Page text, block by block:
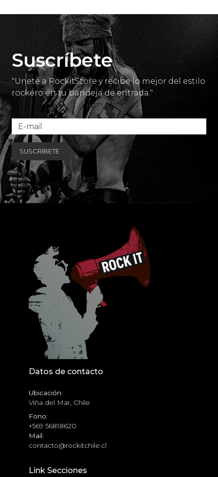
Suscríbete
"Unete a RockitStore y recibe lo mejor del estilo
rockero en tu bandeja de entrada."
Datos de contacto
Ubicación:
Viña del Mar, Chile
Fono:
+569 56818620
Mail:
contacto@rockitchile.cl
Link Secciones